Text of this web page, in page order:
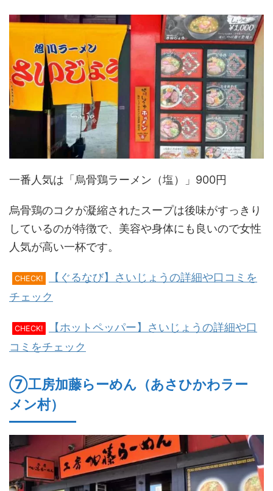
一番人気は「烏骨鶏ラーメン（塩）」900円
烏骨鶏のコクが凝縮されたスープは後味がすっきり
しているのが特徴で、美容や身体にも良いので女性
人気が高い一杯です。
CHECK!
【ぐるなび】さいじょうの詳細や口コミを
チェック
CHECK!
【ホットペッパー】さいじょうの詳細や口
コミをチェック
⑦工房加藤らーめん（あさひかわラー
メン村）